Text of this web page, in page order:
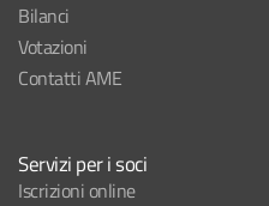
Bilanci
Votazioni
Contatti AME
Servizi per i soci
Iscrizioni online